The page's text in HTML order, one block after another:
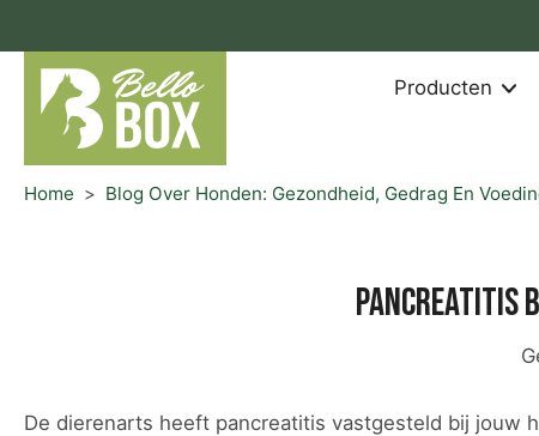
Producten
Home > Blog Over Honden: Gezondheid, Gedrag En
Pancreatitis
De dierenarts heeft pancreatitis vastgesteld bij jouw